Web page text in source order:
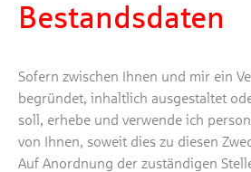
Bestandsdaten
Sofern zwischen Ihnen und mir ein
begründet, inhaltlich ausgestaltet
soll, erhebe und verwende ich
von Ihnen, soweit dies zu diesen
Auf Anordnung der zuständigen